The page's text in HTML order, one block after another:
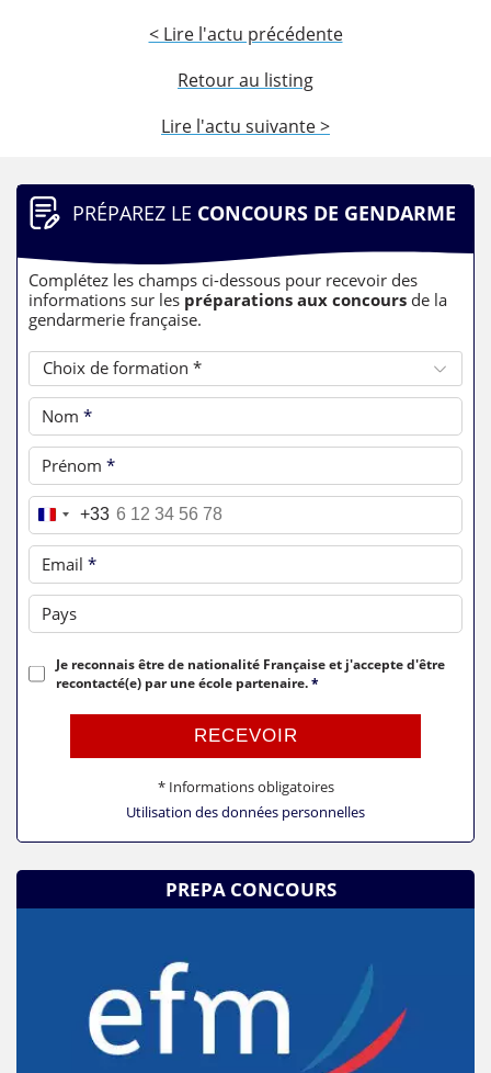
< Lire l'actu précédente
Retour au listing
Lire l'actu suivante >
PRÉPAREZ LE CONCOURS DE GENDARME
Complétez les champs ci-dessous pour recevoir des
informations sur les préparations aux concours de la
gendarmerie française.
Choix de formation *
Nom *
Prénom *
Téléphone *
+33
Email *
Pays
Je reconnais être de nationalité Française et j'accepte d'être
recontacté(e) par une école partenaire.*
RECEVOIR
* Informations obligatoires
Utilisation des données personnelles
PREPA CONCOURS